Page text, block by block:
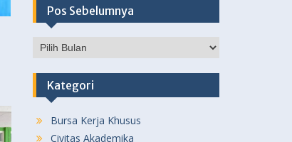
Pos Sebelumnya
Pos
Kategori
Bursa Kerja Khusus
Civitas Akademika